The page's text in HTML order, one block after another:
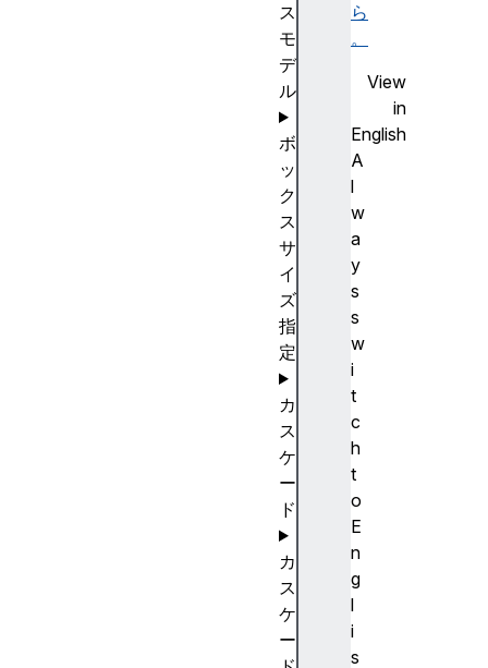
ら
。
View
in
English
A
l
w
a
y
s
s
w
i
t
c
h
t
o
E
n
g
l
i
s
ス
モ
デ
ル
ボ
ッ
ク
ス
サ
イ
ズ
指
定
カ
ス
ケ
ー
ド
カ
ス
ケ
ー